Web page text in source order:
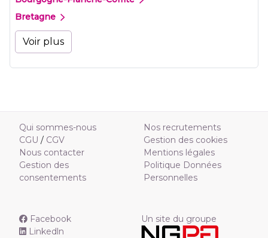
Bretagne
Voir plus
Qui sommes-nous
CGU / CGV
Nous contacter
Gestion des
consentements
Nos recrutements
Gestion des cookies
Mentions légales
Politique Données
Personnelles
Facebook
Linkedln
Un site du groupe